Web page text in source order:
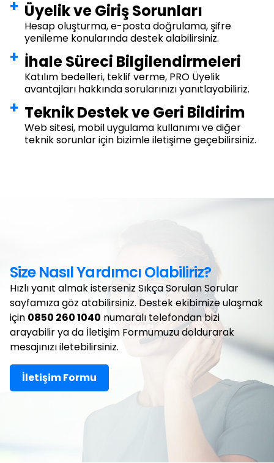
Üyelik ve Giriş Sorunları
Hesap oluşturma, e-posta doğrulama, şifre
yenileme konularında destek alabilirsiniz.
İhale Süreci Bilgilendirmeleri
Katılım bedelleri, teklif verme, PRO Üyelik
avantajları hakkında sorularınızı yanıtlayabiliriz.
Teknik Destek ve Geri Bildirim
Web sitesi, mobil uygulama kullanımı ve diğer
teknik sorunlar için bizimle iletişime geçebilirsiniz.
Size Nasıl Yardımcı Olabiliriz?
Hızlı yanıt almak isterseniz Sıkça Sorulan Sorular
sayfamıza göz atabilirsiniz. Destek ekibimize ulaşmak
için 0850 260 1040 numaralı telefondan bizi
arayabilir ya da İletişim Formumuzu doldurarak
mesajınızı iletebilirsiniz.
İletişim Formu